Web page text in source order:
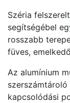
Széria
segítségébel
rosszabb
füves,
Az alumínium
kapcsolódási